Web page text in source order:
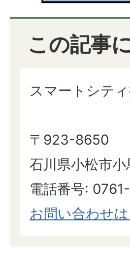
この記事
スマートシテ
〒923-8650
石川県小松市
電話番号:
お問い合わせ